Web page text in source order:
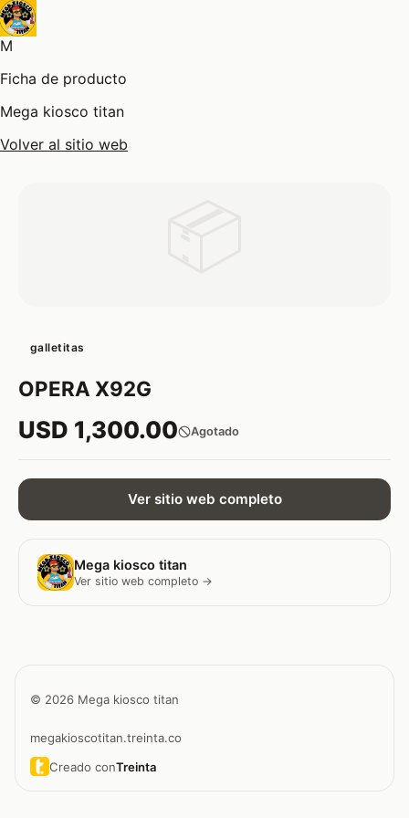
M
Ficha de producto
Mega kiosco titan
Volver al sitio web
galletitas
OPERA X92G
USD 1,300.00 Agotado
Ver sitio web completo
Mega kiosco titan
Ver sitio web completo →
© 2026 Mega kiosco titan
megakioscotitan.treinta.co
Creado conTreinta